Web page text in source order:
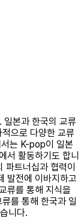
일본과 한국의 교류
으로 다양한 교류
는 K-pop이 일본
서 활동하기도 합니
파트너십과 협력이
발전에 이바지하고
류를 통해 지식을
를 통해 한국과 일
니다.